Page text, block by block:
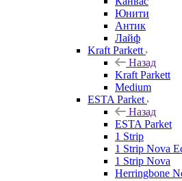
Юнити
Антик
Лайф
Kraft Parkett
Назад
Kraft Parkett
Medium
ESTA Parket
Назад
ESTA Parket
1 Strip
1 Strip Nova
1 Strip Nova
Herringbone